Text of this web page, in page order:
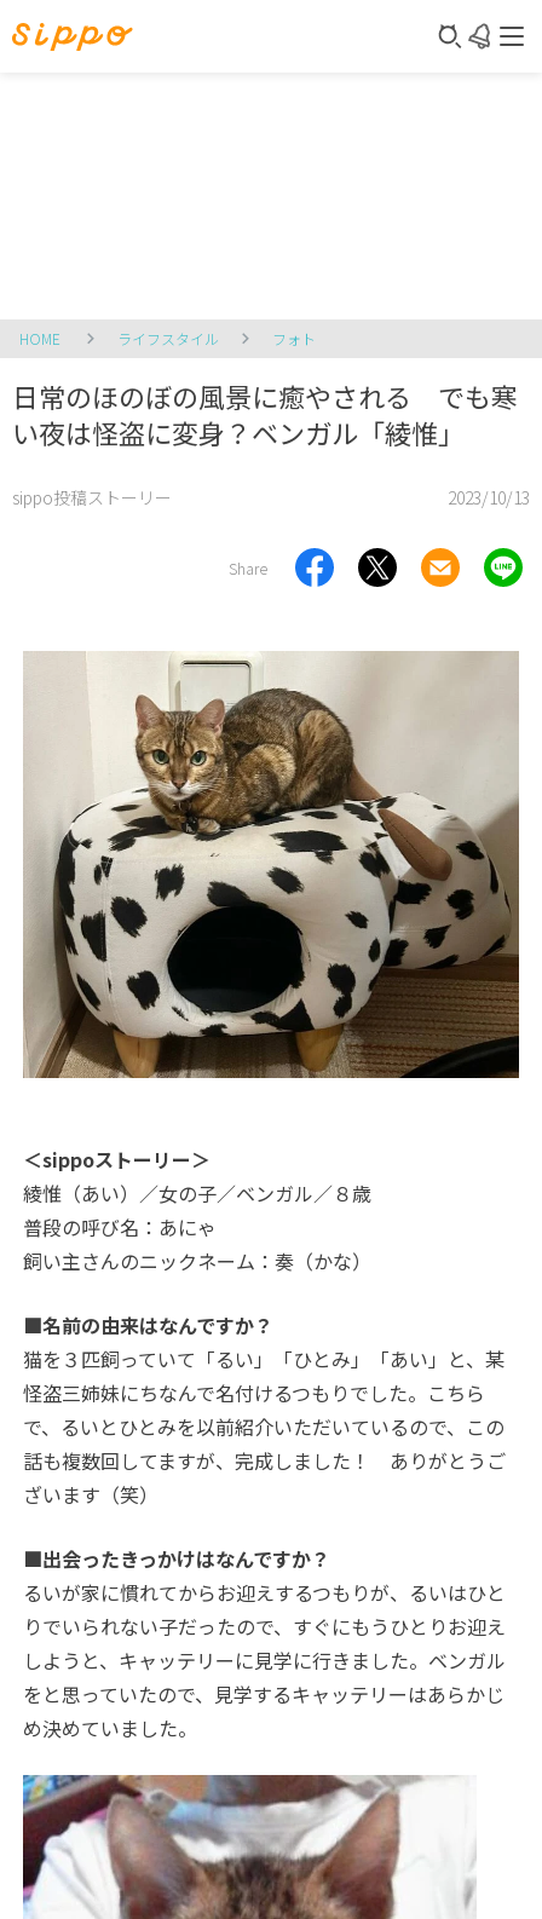
HOME ライフスタイル フォト
日常のほのぼの風景に癒やされる でも寒
い夜は怪盗に変身？ベンガル「綾惟」
sippo投稿ストーリー 2023/10/13
Share
＜sippoストーリー＞
綾惟（あい）／女の子／ベンガル／８歳
普段の呼び名：あにゃ
飼い主さんのニックネーム：奏（かな）
■名前の由来はなんですか？
猫を３匹飼っていて「るい」「ひとみ」「あい」と、某
怪盗三姉妹にちなんで名付けるつもりでした。こちら
で、るいとひとみを以前紹介いただいているので、この
話も複数回してますが、完成しました！ ありがとうご
ざいます（笑）
■出会ったきっかけはなんですか？
るいが家に慣れてからお迎えするつもりが、るいはひと
りでいられない子だったので、すぐにもうひとりお迎え
しようと、キャッテリーに見学に行きました。ベンガル
をと思っていたので、見学するキャッテリーはあらかじ
め決めていました。